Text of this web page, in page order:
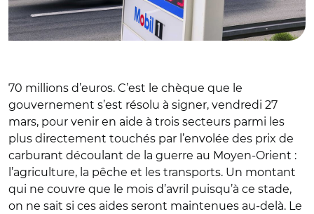
70 millions d’euros. C’est le chèque que le
gouvernement s’est résolu à signer, vendredi 27
mars, pour venir en aide à trois secteurs parmi les
plus directement touchés par l’envolée des prix de
carburant découlant de la guerre au Moyen-Orient :
l’agriculture, la pêche et les transports. Un montant
qui ne couvre que le mois d’avril puisqu’à ce stade,
on ne sait si ces aides seront maintenues au-delà. Le